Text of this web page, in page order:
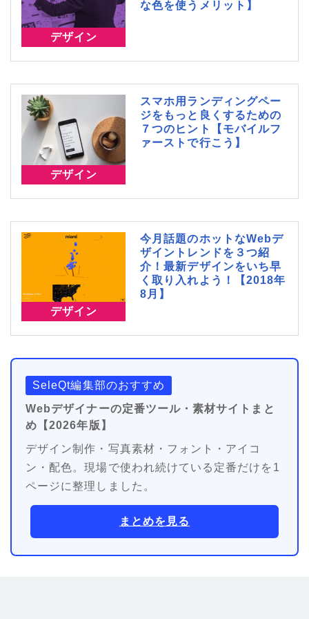
デザイン
な色を使うメリット】
デザイン
スマホ用ランディングペー
ジをもっと良くするための
７つのヒント【モバイルフ
ァーストで行こう】
デザイン
今月話題のホットなWebデ
ザイントレンドを３つ紹
介！最新デザインをいち早
く取り入れよう！【2018年
8月】
SeleQt編集部のおすすめ
Webデザイナーの定番ツール・素材サイトまと
め【2026年版】
デザイン制作・写真素材・フォント・アイコ
ン・配色。現場で使われ続けている定番だけを1
ページに整理しました。
まとめを見る